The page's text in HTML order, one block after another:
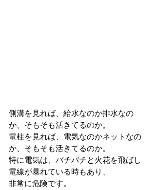
側溝を見れば、給水なのか排水なの
か、そもそも活きてるのか。
電柱を見れば、電気なのかネットなの
か、そもそも活きてるのか。
特に電気は、バチバチと火花を飛ばし
電線が暴れている時もあり、
非常に危険です。